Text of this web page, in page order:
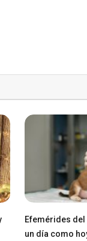
Efemérides del
un día como